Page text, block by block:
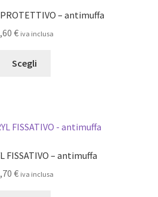
PROTETTIVO – antimuffa
€ iva inclusa
Scegli
Le
possono
essere
FISSATIVO – antimuffa
€ iva inclusa